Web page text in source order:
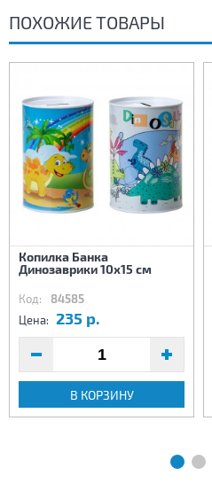
ПОХОЖИЕ ТОВАРЫ
Копилка Банка
Динозаврики 10х15 см
Код: 84585
Цена: 235 р.
В КОРЗИНУ